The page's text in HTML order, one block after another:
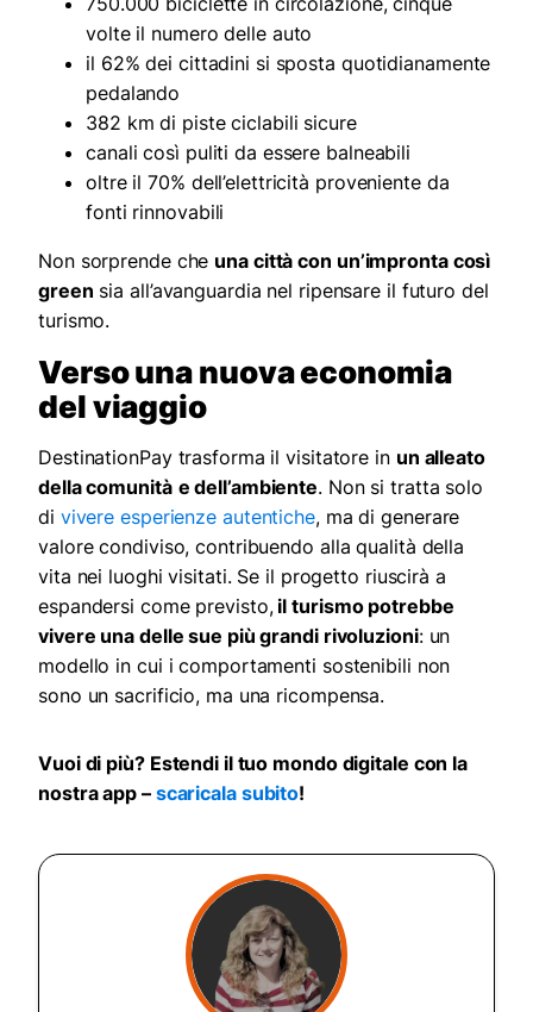
volte il numero delle auto
il 62% dei cittadini si sposta quotidianamente
pedalando
382 km di piste ciclabili sicure
canali così puliti da essere balneabili
oltre il 70% dell’elettricità proveniente da
fonti rinnovabili
Non sorprende che una città con un’impronta così
green sia all’avanguardia nel ripensare il futuro del
turismo.
Verso una nuova economia
del viaggio
DestinationPay trasforma il visitatore in un alleato
della comunità e dell’ambiente. Non si tratta solo
di vivere esperienze autentiche, ma di generare
valore condiviso, contribuendo alla qualità della
vita nei luoghi visitati. Se il progetto riuscirà a
espandersi come previsto,il turismo potrebbe
vivere una delle sue più grandi rivoluzioni: un
modello in cui i comportamenti sostenibili non
sono un sacrificio, ma una ricompensa.
Vuoi di più? Estendi il tuo mondo digitale con la
nostra app – scaricala subito!